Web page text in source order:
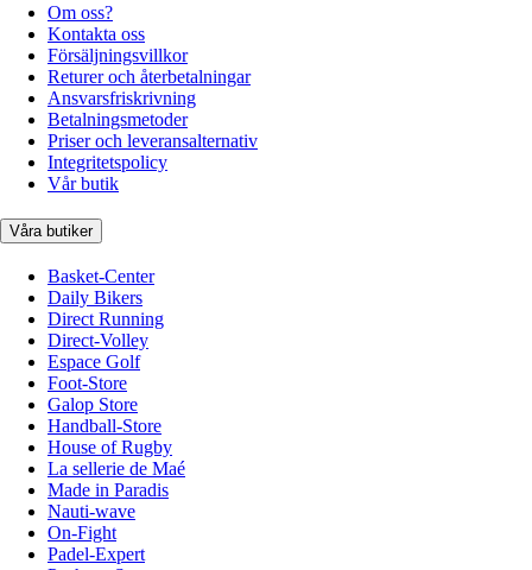
Om oss?
Kontakta oss
Försäljningsvillkor
Returer och återbetalningar
Ansvarsfriskrivning
Betalningsmetoder
Priser och leveransalternativ
Integritetspolicy
Vår butik
Våra butiker
Basket-Center
Daily Bikers
Direct Running
Direct-Volley
Espace Golf
Foot-Store
Galop Store
Handball-Store
House of Rugby
La sellerie de Maé
Made in Paradis
Nauti-wave
On-Fight
Padel-Expert